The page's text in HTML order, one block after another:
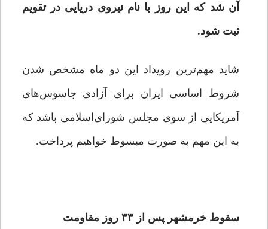
آن شد که این روز با نام نیروی دریایی در تقویم
ثبت شود.
شاید مهم‌ترین رویداد این دو ماه مشخص شدن
شروط اساسی ایران برای آزادی جاسوس‌های
آمریکایی از سوی مجلس شورای‌اسلامی باشد که
به این مهم به صورت مبسوط خواهیم پرداخت.
سقوط خرمشهر پس از ۳۳ روز مقاومت